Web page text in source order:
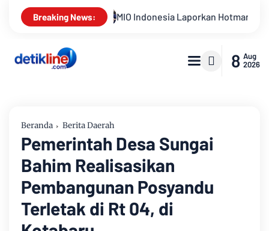
Breaking News:
Laporkan Hotman Paris ke Polda Metro Jaya Terkait
8 Aug
2026
Beranda Berita Daerah
Pemerintah Desa Sungai
Bahim Realisasikan
Pembangunan Posyandu
Terletak di Rt 04, di